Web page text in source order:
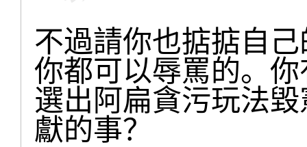
不過請你也掂掂自
你都可以辱罵的。
選出阿扁貪污玩法
獻的事？